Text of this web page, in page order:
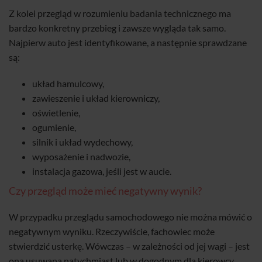
Z kolei przegląd w rozumieniu badania technicznego ma
bardzo konkretny przebieg i zawsze wygląda tak samo.
Najpierw auto jest identyfikowane, a następnie sprawdzane
są:
układ hamulcowy,
zawieszenie i układ kierowniczy,
oświetlenie,
ogumienie,
silnik i układ wydechowy,
wyposażenie i nadwozie,
instalacja gazowa, jeśli jest w aucie.
Czy przegląd może mieć negatywny wynik?
W przypadku przeglądu samochodowego nie można mówić o
negatywnym wyniku. Rzeczywiście, fachowiec może
stwierdzić usterkę. Wówczas – w zależności od jej wagi – jest